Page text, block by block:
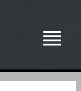
Toggle